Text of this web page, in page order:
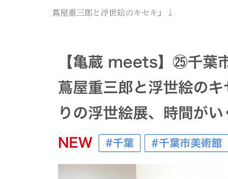
蔦屋重三郎と浮世絵のキセキ』↓